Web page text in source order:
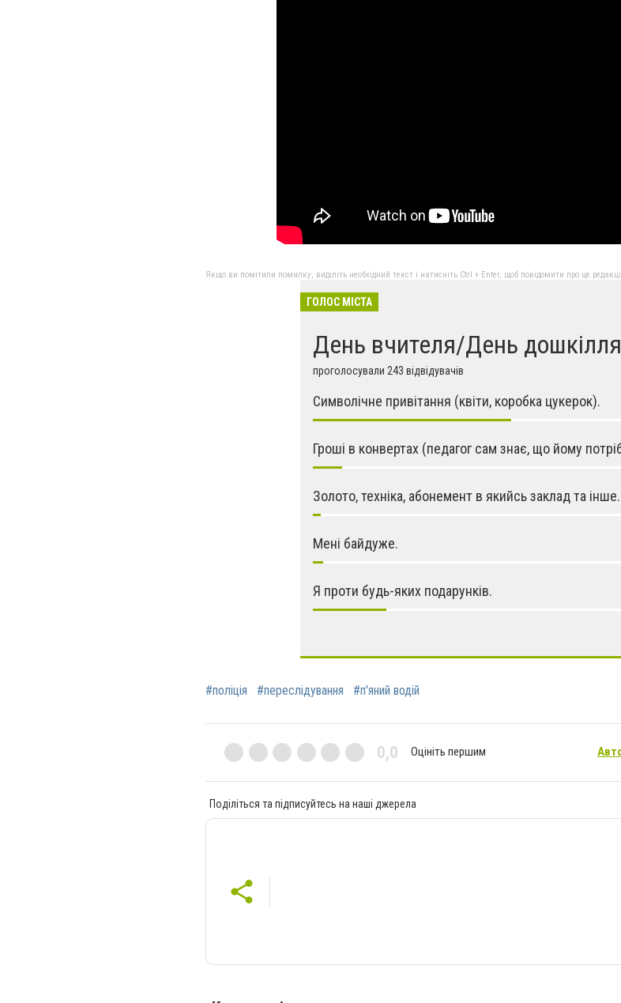
Якщо ви помітили помилку, виділіть необхідний текст і натисніть Ctrl + Enter, щоб повідомити про це
ГОЛОС МІСТА
День вчителя/День
проголосували 243 відвідувачів
Символічне привітання (квіти, коробка цукерок).
Гроші в конвертах (педагог сам знає, що йому
Золото, техніка, абонемент в якийсь заклад та інше.
Мені байдуже.
Я проти будь-яких подарунків.
#поліція #переслідування #п'яний водій
0,0 Оцініть першим
Поділіться та підписуйтесь на наші джерела